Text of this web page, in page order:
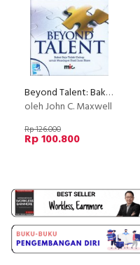
Beyond Talent: Bakat Saja Tidak Cukup untuk Mendapat Hasil Luar Biasa
oleh John C. Maxwell
Rp 126.000
Rp 100.800